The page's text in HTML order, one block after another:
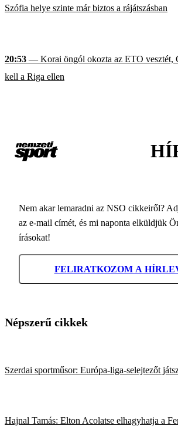
Szófia helye szinte már biztos a rájátszásban
20:53 — Korai öngól okozta az ETO vesztét,
kell a Riga ellen
Nem akar lemaradni az NSO cikkeiről?
az e-mail címét, és mi naponta elküldjük
írásokat!
FELIRATKOZOM A
Népszerű cikkek
Szerdai sportműsor: Európa-liga-selejtezőt
Hajnal Tamás: Elton Acolatse elhagyhatja a